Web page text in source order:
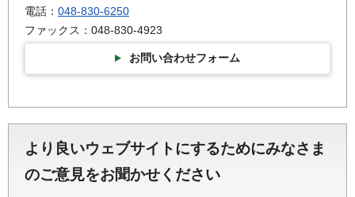
電話： 048-830-6250
ファックス：048-830-4923
お問い合わせフォーム
より良いウェブサイトにするためにみなさま
のご意見をお聞かせください